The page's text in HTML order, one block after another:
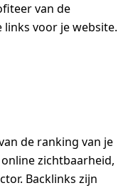
van de
voor je website.
de ranking van je
zichtbaarheid,
Backlinks zijn